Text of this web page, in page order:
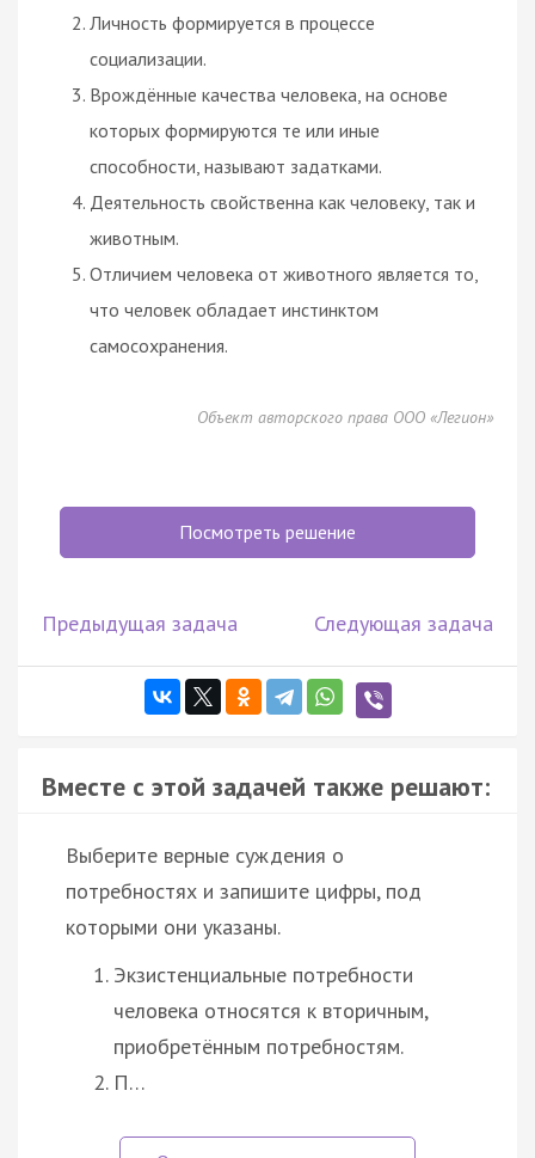
Личность формируется в процессе
социализации.
Врождённые качества человека, на основе
которых формируются те или иные
способности, называют задатками.
Деятельность свойственна как человеку, так и
животным.
Отличием человека от животного является то,
что человек обладает инстинктом
самосохранения.
Объект авторского права ООО «Легион»
Посмотреть решение
Предыдущая задача Следующая задача
Вместе с этой задачей также решают:
Выберите верные суждения о
потребностях и запишите цифры, под
которыми они указаны.
Экзистенциальные потребности
человека относятся к вторичным,
приобретённым потребностям.
П…